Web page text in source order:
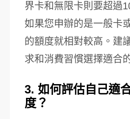
界卡和無限卡則要超過
如果您申辦的是一般卡
的額度就相對較高。建
求和消費習慣選擇適合
3. 如何評估自己適
度？